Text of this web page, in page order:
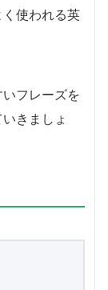
使われる英
フレーズを
きましょ